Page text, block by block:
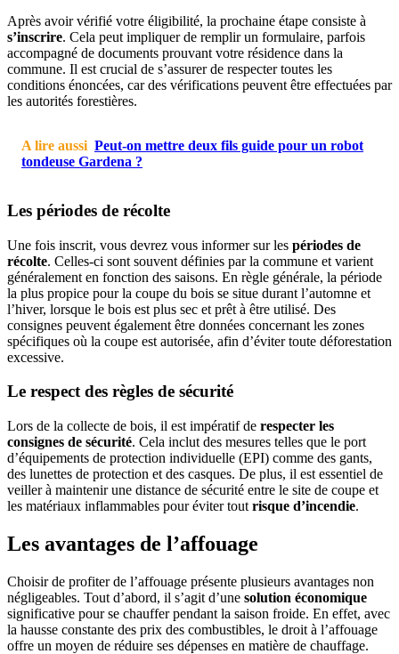
Après avoir vérifié votre éligibilité, la prochaine étape consiste à
s’inscrire. Cela peut impliquer de remplir un formulaire, parfois
accompagné de documents prouvant votre résidence dans la
commune. Il est crucial de s’assurer de respecter toutes les
conditions énoncées, car des vérifications peuvent être effectuées par
les autorités forestières.
A lire aussi Peut-on mettre deux fils guide pour un robot
tondeuse Gardena ?
Les périodes de récolte
Une fois inscrit, vous devrez vous informer sur les périodes de
récolte. Celles-ci sont souvent définies par la commune et varient
généralement en fonction des saisons. En règle générale, la période
la plus propice pour la coupe du bois se situe durant l’automne et
l’hiver, lorsque le bois est plus sec et prêt à être utilisé. Des
consignes peuvent également être données concernant les zones
spécifiques où la coupe est autorisée, afin d’éviter toute déforestation
excessive.
Le respect des règles de sécurité
Lors de la collecte de bois, il est impératif de respecter les
consignes de sécurité. Cela inclut des mesures telles que le port
d’équipements de protection individuelle (EPI) comme des gants,
des lunettes de protection et des casques. De plus, il est essentiel de
veiller à maintenir une distance de sécurité entre le site de coupe et
les matériaux inflammables pour éviter tout risque d’incendie.
Les avantages de l’affouage
Choisir de profiter de l’affouage présente plusieurs avantages non
négligeables. Tout d’abord, il s’agit d’une solution économique
significative pour se chauffer pendant la saison froide. En effet, avec
la hausse constante des prix des combustibles, le droit à l’affouage
offre un moyen de réduire ses dépenses en matière de chauffage.